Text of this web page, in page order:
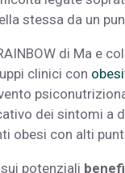
stessa da un
di Ma e
clinici con
dei sintomi a
obesi con alti
potenziali